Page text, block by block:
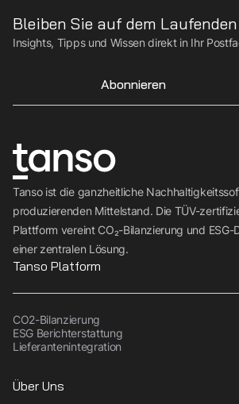
Tanso ist die ganzheitliche
produzierenden Mittelstand. Die TÜV-
Plattform vereint CO₂-Bilanzierung und
einer zentralen Lösung.
Bleiben Sie auf dem Laufenden
Insights, Tipps und Wissen direkt in Ihr
Abonnieren
Tanso Platform
CO2-Bilanzierung
ESG Berichterstattung
Lieferantenintegration
Über Uns